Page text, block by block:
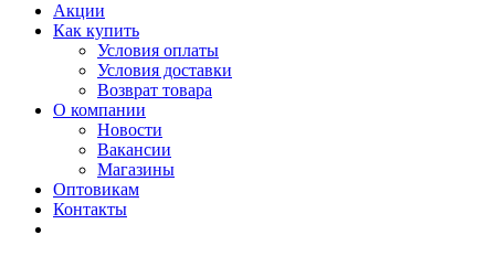
Акции
Как купить
Условия оплаты
Условия доставки
Возврат товара
О компании
Новости
Вакансии
Магазины
Оптовикам
Контакты